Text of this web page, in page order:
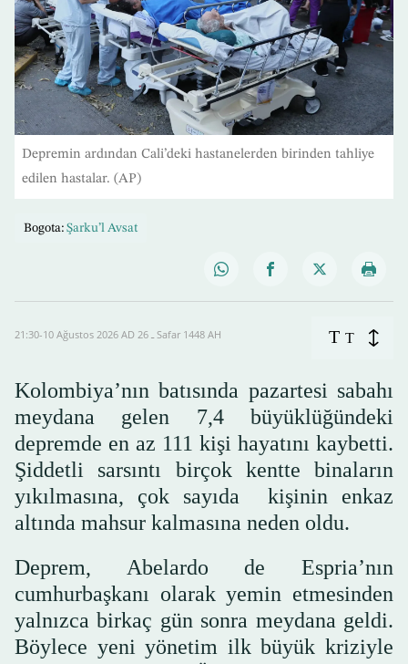
Depremin ardından Cali’deki hastanelerden birinden tahliye
edilen hastalar. (AP)
Bogota: Şarku’l Avsat
21:30-10 Ağustos 2026 AD ـ 26 Safar 1448 AH T T
Kolombiya’nın batısında pazartesi sabahı
meydana gelen 7,4 büyüklüğündeki
depremde en az 111 kişi hayatını kaybetti.
Şiddetli sarsıntı birçok kentte binaların
yıkılmasına, çok sayıda kişinin enkaz
altında mahsur kalmasına neden oldu.
Deprem, Abelardo de Espria’nın
cumhurbaşkanı olarak yemin etmesinden
yalnızca birkaç gün sonra meydana geldi.
Böylece yeni yönetim ilk büyük kriziyle